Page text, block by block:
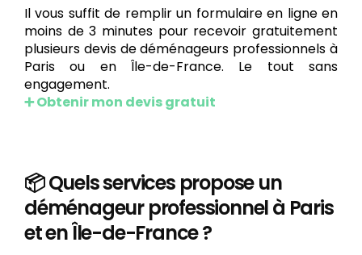
Il vous suffit de remplir un formulaire en ligne en
moins de 3 minutes pour recevoir gratuitement
plusieurs devis de déménageurs professionnels à
Paris ou en Île-de-France. Le tout sans
engagement.
➕ Obtenir mon devis gratuit
📦 Quels services propose un
déménageur professionnel à Paris
et en Île-de-France ?